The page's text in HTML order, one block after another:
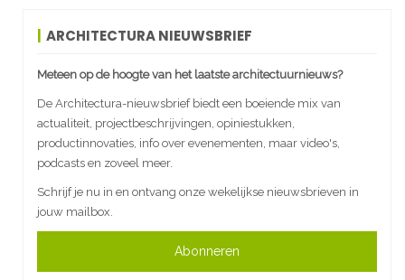
ARCHITECTURA NIEUWSBRIEF
Meteen op de hoogte van het laatste architectuurnieuws?
De Architectura-nieuwsbrief biedt een boeiende mix van
actualiteit, projectbeschrijvingen, opiniestukken,
productinnovaties, info over evenementen, maar video's,
podcasts en zoveel meer.
Schrijf je nu in en ontvang onze wekelijkse nieuwsbrieven in
jouw mailbox.
Abonneren